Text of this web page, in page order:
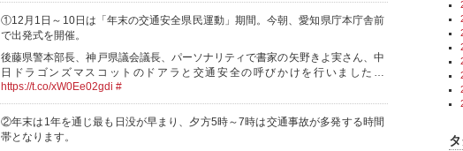
①12月1日～10日は「年末の交通安全県民運動」期間。今朝、愛知県庁本庁舎前
で出発式を開催。
後藤県警本部長、神戸県議会議長、パーソナリティで書家の矢野きよ実さん、中
日ドラゴンズマスコットのドアラと交通安全の呼びかけを行いました…
https://t.co/xW0Ee02gdi #
②年末は1年を通じ最も日没が早まり、夕方5時～7時は交通事故が多発する時間
帯となります。